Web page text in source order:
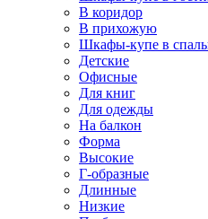
В коридор
В прихожую
Шкафы-купе в
Детские
Офисные
Для книг
Для одежды
На балкон
Форма
Высокие
Г-образные
Длинные
Низкие